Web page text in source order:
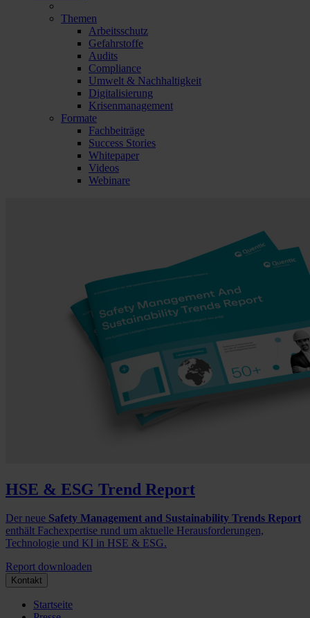
Themen
Arbeitsschutz
Gefahrstoffe
Audits
Compliance
Umwelt & Nachhaltigkeit
Digitalisierung
Krisenmanagement
Formate
Fachbeiträge
Success Stories
Whitepaper
Videos
Webinare
HSE & ESG Trend Report
Der neue Safety Management and Sustainability Trends Report
enthält Fachexpertise rund um aktuelle Herausforderungen,
Technologie und KI in HSE & ESG.
Report downloaden
Kontakt
Startseite